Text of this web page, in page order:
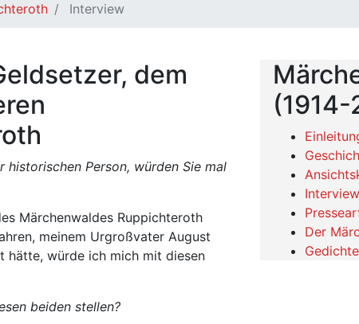
Interview
dem
Person, würden Sie mal
Märchenwaldes Ruppichteroth
meinem Urgroßvater August
hätte, würde ich mich mit diesen
beiden stellen?
Interview
Der